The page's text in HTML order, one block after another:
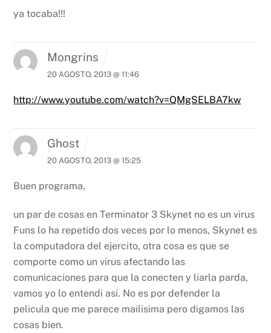
ya tocaba!!!
Mongrins
20 AGOSTO, 2013 @ 11:46
http://www.youtube.com/watch?v=QMgSELBA7kw
Ghost
20 AGOSTO, 2013 @ 15:25
Buen programa,
un par de cosas en Terminator 3 Skynet no es un virus
Funs lo ha repetido dos veces por lo menos, Skynet es
la computadora del ejercito, otra cosa es que se
comporte como un virus afectando las
comunicaciones para que la conecten y liarla parda,
vamos yo lo entendi asi. No es por defender la
pelicula que me parece mailisima pero digamos las
cosas bien.